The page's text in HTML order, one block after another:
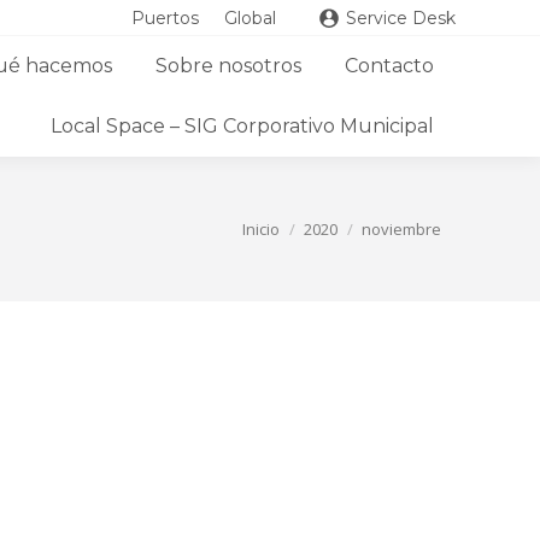
Puertos Global Service Desk
hacemos Sobre nosotros Contacto
Local Space – SIG Corporativo Municipal
Inicio 2020 noviembre